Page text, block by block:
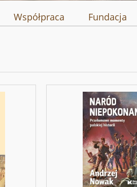
Współpraca Fundacja